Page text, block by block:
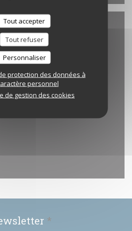
Tout accepter
Tout refuser
Personnaliser
protection des données à
personnel
de gestion des cookies
Horaires
- 10h30
de paiement
*